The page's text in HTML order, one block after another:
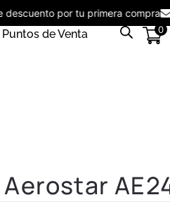
de descuento por tu primera
Puntos de Venta 0